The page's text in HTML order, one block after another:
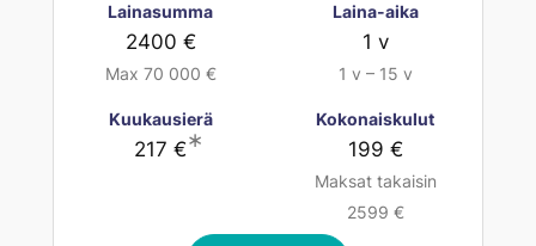
Lainasumma
2400 €
Max 70 000 €
Laina-aika
1 v
1 v – 15 v
Kuukausierä
217 €∗
Kokonaiskulut
199 €
Maksat takaisin
2599 €